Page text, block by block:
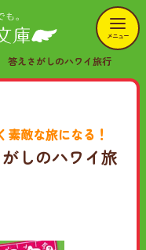
メニュー
答えさがしのハワイ旅行
敵な旅になる！
しのハワイ旅